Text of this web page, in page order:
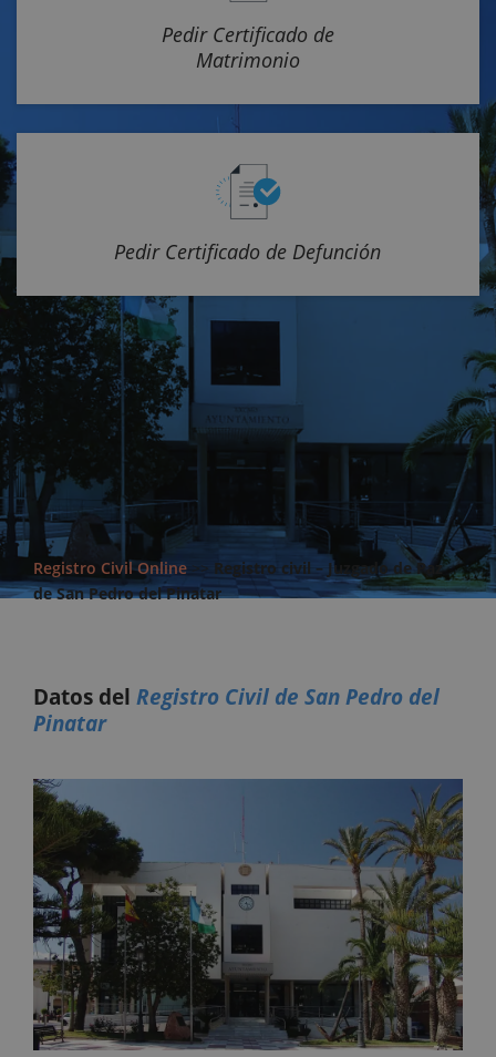
Pedir Certificado de
Matrimonio
Pedir Certificado de Defunción
Registro Civil Online >> Registro civil – Juzgado de Paz
de San Pedro del Pinatar
Datos del Registro Civil de San Pedro del
Pinatar